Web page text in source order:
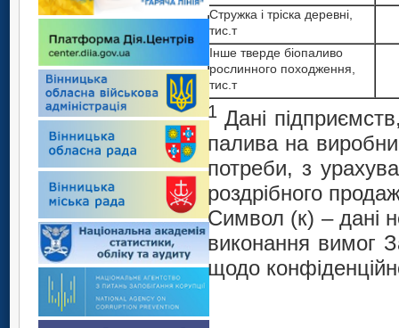
Стружка і тріска деревні,
тис.т
Інше тверде біопаливо
рослинного походження,
тис.т
1 Дані
палива на
потреби, з
роздрібного
Символ (к) – дані
виконання вимог
щодо